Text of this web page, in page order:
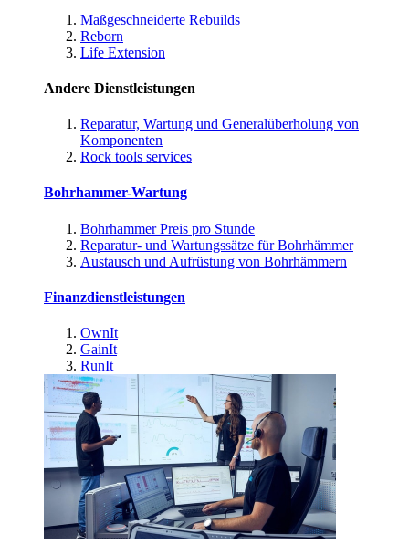
Maßgeschneiderte Rebuilds
Reborn
Life Extension
Andere Dienstleistungen
Reparatur, Wartung und Generalüberholung von
Komponenten
Rock tools services
Bohrhammer-Wartung
Bohrhammer Preis pro Stunde
Reparatur- und Wartungssätze für Bohrhämmer
Austausch und Aufrüstung von Bohrhämmern
Finanzdienstleistungen
OwnIt
GainIt
RunIt